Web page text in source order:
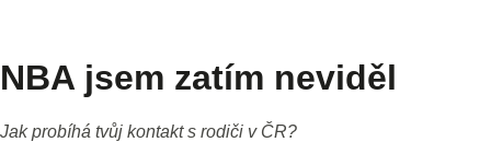
NBA jsem zatím neviděl
Jak probíhá tvůj kontakt s rodiči v ČR?